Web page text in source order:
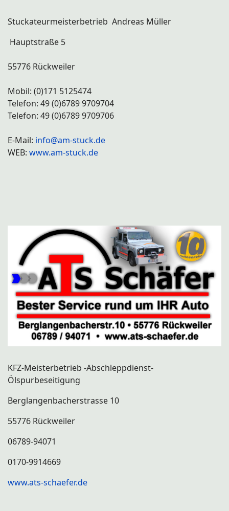
Stuckateurmeisterbetrieb Andreas Müller
Hauptstraße 5
55776 Rückweiler
Mobil: (0)171 5125474
Telefon: 49 (0)6789 9709704
Telefon: 49 (0)6789 9709706
E-Mail: info@am-stuck.de
WEB: www.am-stuck.de
KFZ-Meisterbetrieb -Abschleppdienst-
Ölspurbeseitigung
Berglangenbacherstrasse 10
55776 Rückweiler
06789-94071
0170-9914669
www.ats-schaefer.de